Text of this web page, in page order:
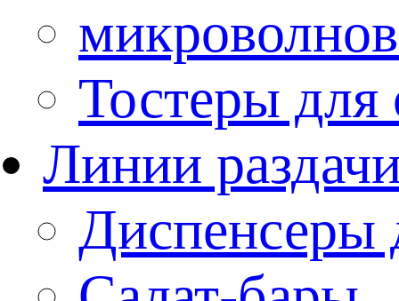
Тостеры
Линии
Диспенсеры